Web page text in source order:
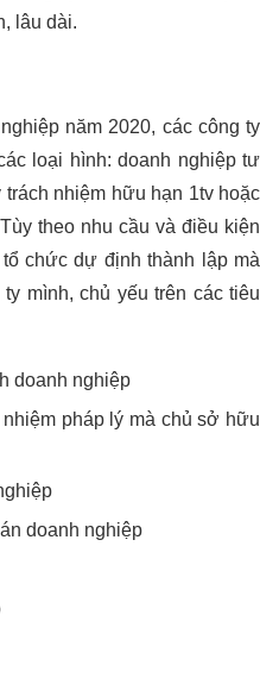
lâu dài.
năm 2020, các công ty
loại hình: doanh nghiệp tư
nhiệm hữu hạn 1tv hoặc
theo nhu cầu và điều kiện
chức dự định thành lập mà
mình, chủ yếu trên các tiêu
doanh nghiệp
pháp lý mà chủ sở hữu
doanh nghiệp